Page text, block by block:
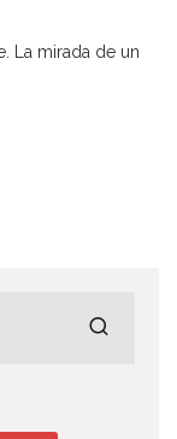
La mirada de un